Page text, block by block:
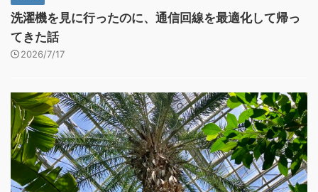
洗濯機を見に行ったのに、通信回線を最適化して帰っ
てきた話
2026/7/17